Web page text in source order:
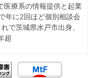
医療系の情報提供と起業
年に2回ほど個別相談会
で茨城県水戸市出身、
超